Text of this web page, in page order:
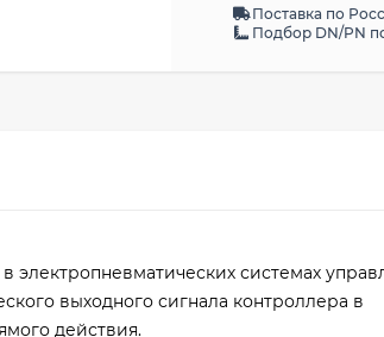
Поставка по
Подбор DN/PN
электропневматических системах
выходного сигнала контроллера в
действия.